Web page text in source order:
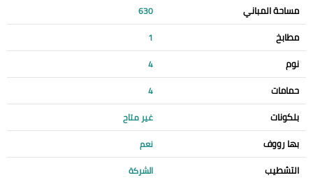
مساحة المباني 630
مطابخ 1
نوم 4
حمامات 4
بلكونات غير متاح
بها رووف نعم
التشطيب الشركة